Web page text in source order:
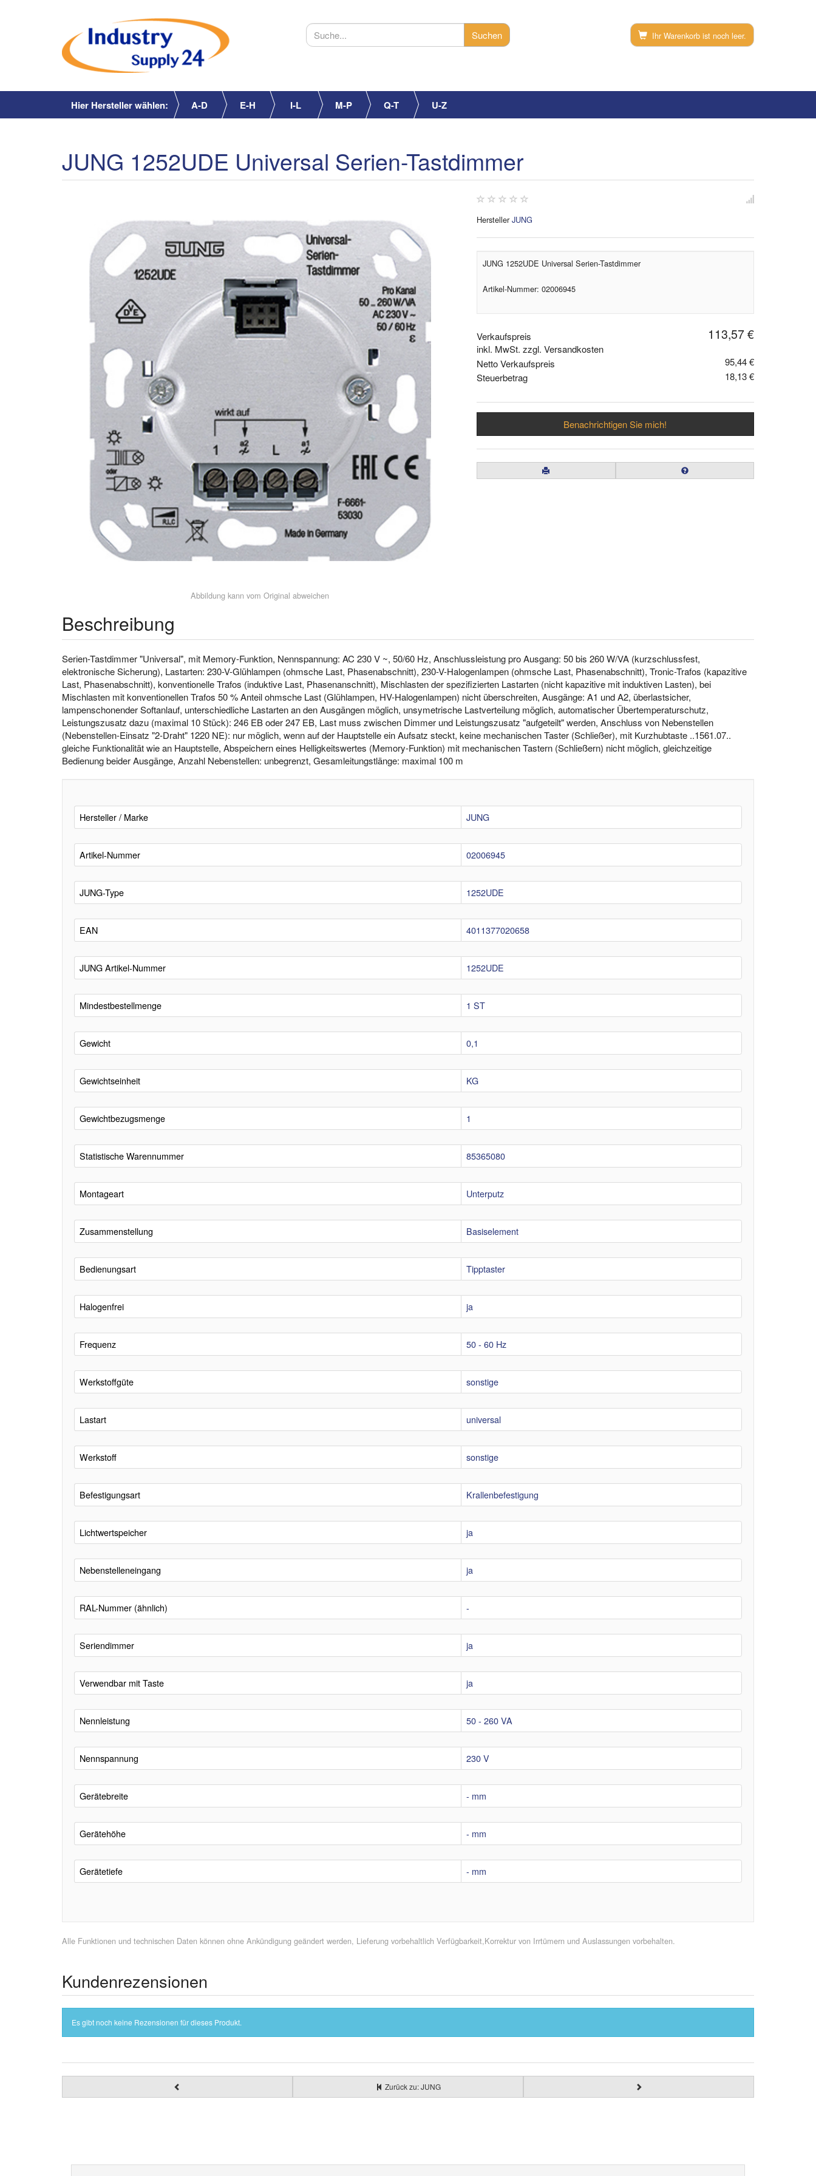
Ihr Warenkorb ist noch leer.
Hier Hersteller wählen: A-D E-H I-L M-P Q-T U-Z
JUNG 1252UDE Universal Serien-Tastdimmer
Abbildung kann vom Original abweichen
Hersteller JUNG
JUNG 1252UDE Universal Serien-Tastdimmer
Artikel-Nummer: 02006945
Verkaufspreis 113,57 €
inkl. MwSt. zzgl. Versandkosten
Netto Verkaufspreis
95,44 €
Steuerbetrag
18,13 €
Benachrichtigen Sie mich!
Beschreibung
Serien-Tastdimmer "Universal", mit Memory-Funktion, Nennspannung: AC 230 V ~, 50/60 Hz, Anschlussleistung pro Ausgang: 50 bis 260 W/VA (kurzschlussfest,
elektronische Sicherung), Lastarten: 230-V-Glühlampen (ohmsche Last, Phasenabschnitt), 230-V-Halogenlampen (ohmsche Last, Phasenabschnitt), Tronic-Trafos (kapazitive
Last, Phasenabschnitt), konventionelle Trafos (induktive Last, Phasenanschnitt), Mischlasten der spezifizierten Lastarten (nicht kapazitive mit induktiven Lasten), bei
Mischlasten mit konventionellen Trafos 50 % Anteil ohmsche Last (Glühlampen, HV-Halogenlampen) nicht überschreiten, Ausgänge: A1 und A2, überlastsicher,
lampenschonender Softanlauf, unterschiedliche Lastarten an den Ausgängen möglich, unsymetrische Lastverteilung möglich, automatischer Übertemperaturschutz,
Leistungszusatz dazu (maximal 10 Stück): 246 EB oder 247 EB, Last muss zwischen Dimmer und Leistungszusatz "aufgeteilt" werden, Anschluss von Nebenstellen
(Nebenstellen-Einsatz "2-Draht" 1220 NE): nur möglich, wenn auf der Hauptstelle ein Aufsatz steckt, keine mechanischen Taster (Schließer), mit Kurzhubtaste ..1561.07..
gleiche Funktionalität wie an Hauptstelle, Abspeichern eines Helligkeitswertes (Memory-Funktion) mit mechanischen Tastern (Schließern) nicht möglich, gleichzeitige
Bedienung beider Ausgänge, Anzahl Nebenstellen: unbegrenzt, Gesamleitungstlänge: maximal 100 m
Hersteller / Marke JUNG
Artikel-Nummer 02006945
JUNG-Type 1252UDE
EAN 4011377020658
JUNG Artikel-Nummer 1252UDE
Mindestbestellmenge 1 ST
Gewicht 0,1
Gewichtseinheit KG
Gewichtbezugsmenge 1
Statistische Warennummer 85365080
Montageart Unterputz
Zusammenstellung Basiselement
Bedienungsart Tipptaster
Halogenfrei ja
Frequenz 50 - 60 Hz
Werkstoffgüte sonstige
Lastart universal
Werkstoff sonstige
Befestigungsart Krallenbefestigung
Lichtwertspeicher ja
Nebenstelleneingang ja
RAL-Nummer (ähnlich) -
Seriendimmer ja
Verwendbar mit Taste ja
Nennleistung 50 - 260 VA
Nennspannung 230 V
Gerätebreite - mm
Gerätehöhe - mm
Gerätetiefe - mm
Alle Funktionen und technischen Daten können ohne Ankündigung geändert werden, Lieferung vorbehaltlich Verfügbarkeit,Korrektur von Irrtümern und Auslassungen vorbehalten.
Kundenrezensionen
Es gibt noch keine Rezensionen für dieses Produkt.
Zurück zu: JUNG